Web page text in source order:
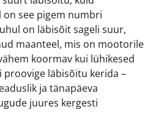
see pigem numbri
on läbisõit sageli suur,
maanteel, mis on mootorile
koormav kui lühikesed
proovige läbisõitu kerida –
ja tänapäeva
juures kergesti